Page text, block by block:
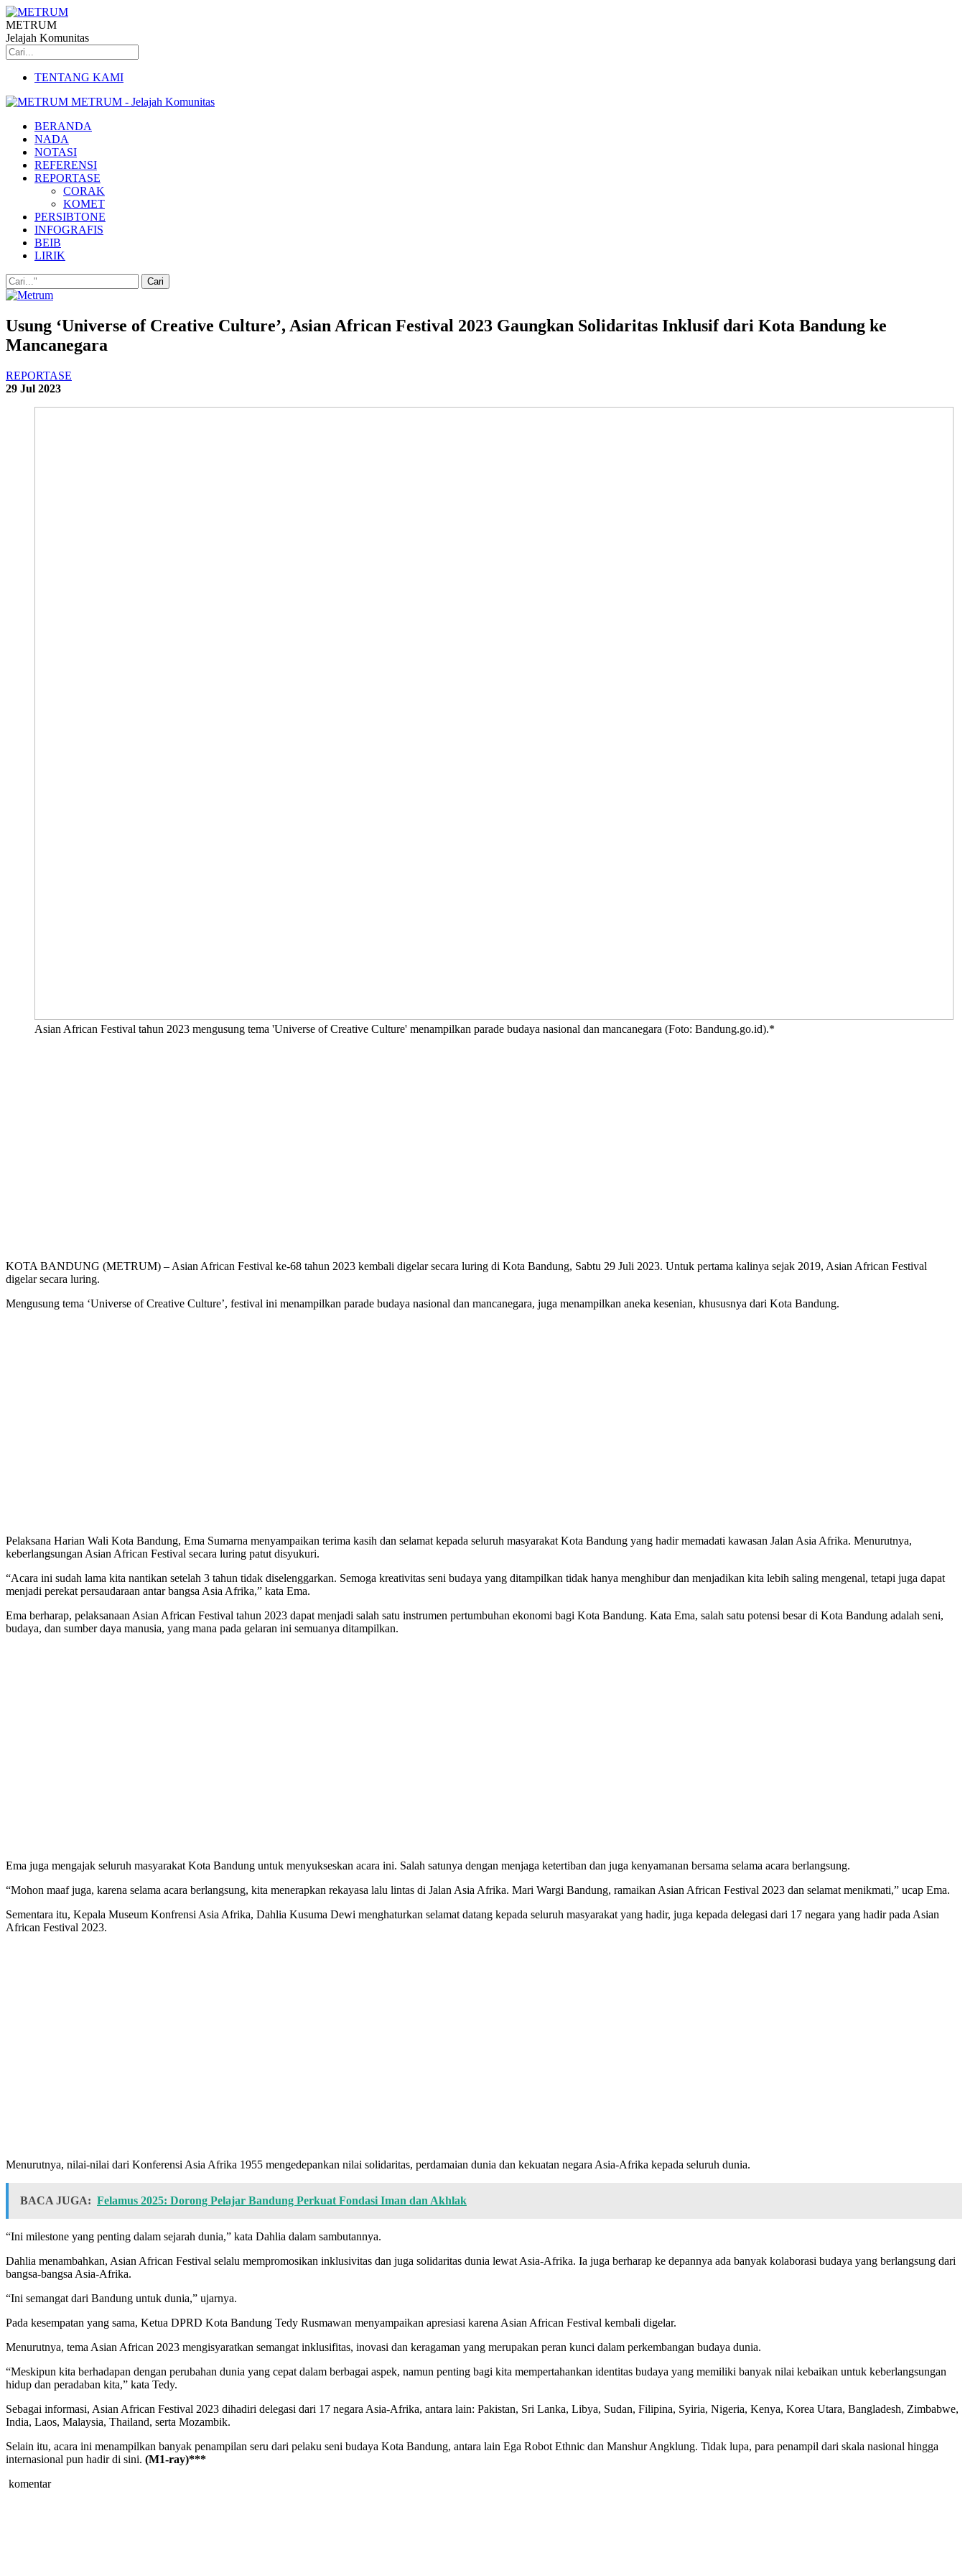
METRUM
Jelajah Komunitas
TENTANG KAMI
METRUM - Jelajah Komunitas
BERANDA
NADA
NOTASI
REFERENSI
REPORTASE
CORAK
KOMET
PERSIBTONE
INFOGRAFIS
BEIB
LIRIK
Usung ‘Universe of Creative Culture’, Asian African Festival 2023 Gaungkan Solidaritas Inklusif dari Kota Bandung ke
Mancanegara
REPORTASE
29 Jul 2023
Asian African Festival tahun 2023 mengusung tema 'Universe of Creative Culture' menampilkan parade budaya nasional dan mancanegara (Foto: Bandung.go.id).*
KOTA BANDUNG (METRUM) – Asian African Festival ke-68 tahun 2023 kembali digelar secara luring di Kota Bandung, Sabtu 29 Juli 2023. Untuk pertama kalinya sejak 2019, Asian African Festival
digelar secara luring.
Mengusung tema ‘Universe of Creative Culture’, festival ini menampilkan parade budaya nasional dan mancanegara, juga menampilkan aneka kesenian, khususnya dari Kota Bandung.
Pelaksana Harian Wali Kota Bandung, Ema Sumarna menyampaikan terima kasih dan selamat kepada seluruh masyarakat Kota Bandung yang hadir memadati kawasan Jalan Asia Afrika. Menurutnya,
keberlangsungan Asian African Festival secara luring patut disyukuri.
“Acara ini sudah lama kita nantikan setelah 3 tahun tidak diselenggarkan. Semoga kreativitas seni budaya yang ditampilkan tidak hanya menghibur dan menjadikan kita lebih saling mengenal, tetapi juga dapat
menjadi perekat persaudaraan antar bangsa Asia Afrika,” kata Ema.
Ema berharap, pelaksanaan Asian African Festival tahun 2023 dapat menjadi salah satu instrumen pertumbuhan ekonomi bagi Kota Bandung. Kata Ema, salah satu potensi besar di Kota Bandung adalah seni,
budaya, dan sumber daya manusia, yang mana pada gelaran ini semuanya ditampilkan.
Ema juga mengajak seluruh masyarakat Kota Bandung untuk menyukseskan acara ini. Salah satunya dengan menjaga ketertiban dan juga kenyamanan bersama selama acara berlangsung.
“Mohon maaf juga, karena selama acara berlangsung, kita menerapkan rekayasa lalu lintas di Jalan Asia Afrika. Mari Wargi Bandung, ramaikan Asian African Festival 2023 dan selamat menikmati,” ucap Ema.
Sementara itu, Kepala Museum Konfrensi Asia Afrika, Dahlia Kusuma Dewi menghaturkan selamat datang kepada seluruh masyarakat yang hadir, juga kepada delegasi dari 17 negara yang hadir pada Asian
African Festival 2023.
Menurutnya, nilai-nilai dari Konferensi Asia Afrika 1955 mengedepankan nilai solidaritas, perdamaian dunia dan kekuatan negara Asia-Afrika kepada seluruh dunia.
BACA JUGA: Felamus 2025: Dorong Pelajar Bandung Perkuat Fondasi Iman dan Akhlak
“Ini milestone yang penting dalam sejarah dunia,” kata Dahlia dalam sambutannya.
Dahlia menambahkan, Asian African Festival selalu mempromosikan inklusivitas dan juga solidaritas dunia lewat Asia-Afrika. Ia juga berharap ke depannya ada banyak kolaborasi budaya yang berlangsung dari
bangsa-bangsa Asia-Afrika.
“Ini semangat dari Bandung untuk dunia,” ujarnya.
Pada kesempatan yang sama, Ketua DPRD Kota Bandung Tedy Rusmawan menyampaikan apresiasi karena Asian African Festival kembali digelar.
Menurutnya, tema Asian African 2023 mengisyaratkan semangat inklusifitas, inovasi dan keragaman yang merupakan peran kunci dalam perkembangan budaya dunia.
“Meskipun kita berhadapan dengan perubahan dunia yang cepat dalam berbagai aspek, namun penting bagi kita mempertahankan identitas budaya yang memiliki banyak nilai kebaikan untuk keberlangsungan
hidup dan peradaban kita,” kata Tedy.
Sebagai informasi, Asian African Festival 2023 dihadiri delegasi dari 17 negara Asia-Afrika, antara lain: Pakistan, Sri Lanka, Libya, Sudan, Filipina, Syiria, Nigeria, Kenya, Korea Utara, Bangladesh, Zimbabwe,
India, Laos, Malaysia, Thailand, serta Mozambik.
Selain itu, acara ini menampilkan banyak penampilan seru dari pelaku seni budaya Kota Bandung, antara lain Ega Robot Ethnic dan Manshur Angklung. Tidak lupa, para penampil dari skala nasional hingga
internasional pun hadir di sini. (M1-ray)***
komentar